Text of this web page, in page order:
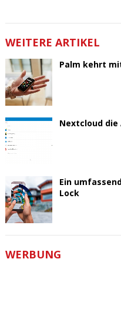
WEITERE ARTIKEL
Palm kehrt
Nextcloud die
Ein
Lock
WERBUNG